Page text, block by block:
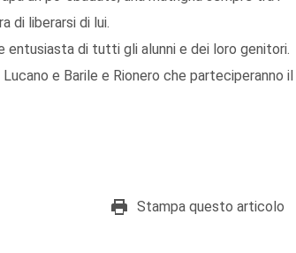
di liberarsi di lui.
entusiasta di tutti gli alunni e dei loro genitori.
e Barile e Rionero che parteciperanno il
Stampa questo articolo